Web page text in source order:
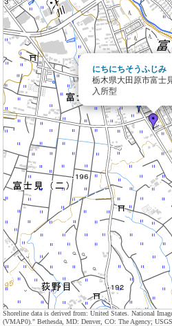
にちにちそうふじみ
栃木県大田原市富士
入所型
Shoreline data is derived from: United States. National
(VMAP0)." Bethesda, MD: Denver, CO: The Agency;